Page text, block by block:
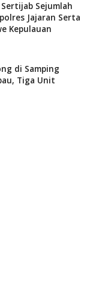
Sejumlah
Jajaran Serta
Kepulauan
di Samping
Tiga Unit